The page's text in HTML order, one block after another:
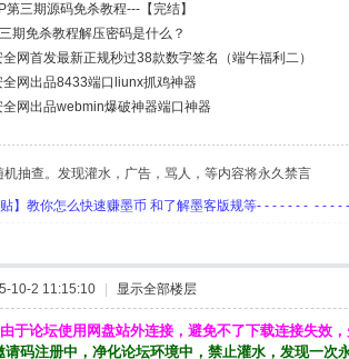
第三期源码免杀教程---【完结】
期免杀教程解压密码是什么？
网首发最新正规秒过38款数字签名（端午福利二）
网出品8433端口liunx抓鸡神器
网出品webmin爆破神器端口神器
机抽查。发现灌水，广告，骂人，等内容将永久禁言
贴】教你怎么快速赚墨币 和了解墨客版规等- - - - - - - - - - -
10-2 11:15:10 显示全部楼层
由于论坛使用网盘站外连接，避免不了下载连接失效
请码注册中，净化论坛环境中，禁止灌水，发现一